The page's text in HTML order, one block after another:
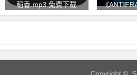
稻香.mp3 免费下载 《